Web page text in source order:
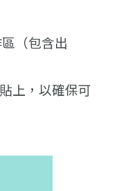
（包含出
上，以確保可